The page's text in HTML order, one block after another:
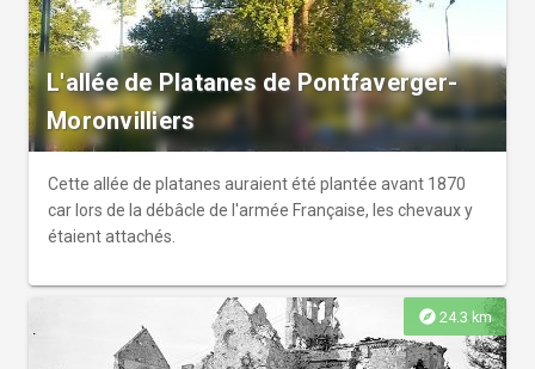
L'allée de Platanes de Pontfaverger-
Moronvilliers
Cette allée de platanes auraient été plantée avant 1870
car lors de la débâcle de l'armée Française, les chevaux y
étaient attachés.
explore 24.3 km